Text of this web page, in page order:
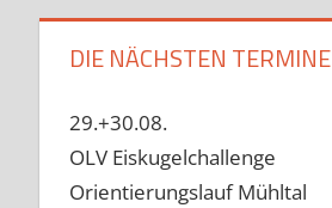
DIE NÄCHSTEN TERMINE
29.+30.08.
OLV Eiskugelchallenge
Orientierungslauf Mühltal